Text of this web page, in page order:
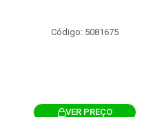
Código: 5081675
VER PREÇO